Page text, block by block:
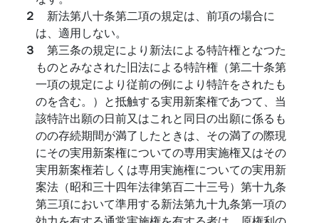
２ 新法第八十条第二項の規定は、前項の場合に
は、適用しない。
３ 第三条の規定により新法による特許権となつた
ものとみなされた旧法による特許権（第二十条第
一項の規定により従前の例により特許をされたも
のを含む。）と抵触する実用新案権であつて、当
該特許出願の日前又はこれと同日の出願に係るも
のの存続期間が満了したときは、その満了の際現
にその実用新案権についての専用実施権又はその
実用新案権若しくは専用実施権についての実用新
案法（昭和三十四年法律第百二十三号）第十九条
第三項において準用する新法第九十九条第一項の